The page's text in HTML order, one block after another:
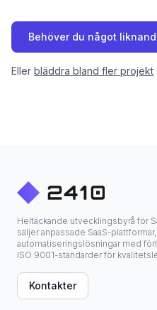
Behöver du något
Eller bläddra bland fler projekt
Heltäckande utvecklingsbyrå för
säljer anpassade SaaS-
automatiseringslösningar med
ISO 9001-standarder för
Kontakter